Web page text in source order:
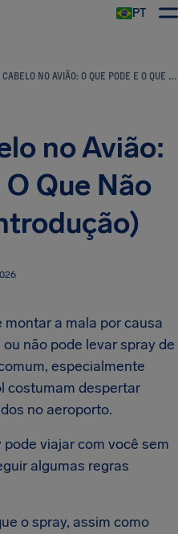
PT
SPRAY DE CABELO NO AVIÃO: O QUE PODE E O QUE NÃO PODE LEVAR (INTRODUÇÃO)
no Avião:
Que Não
a mala por causa
não pode levar spray de
especialmente
costumam despertar
no aeroporto.
viajar com você sem
algumas regras
o spray, assim como